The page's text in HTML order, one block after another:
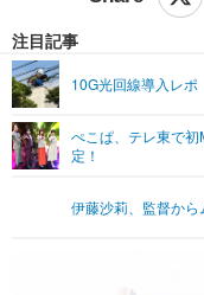
ショッピング
エンタメTOP
ショッピング
ライフTOP
リリース一覧
プッシュ通知の停止方法
注目記事
10G光回線導入レポ
ぺこぱ、テレ東で
定！
伊藤沙莉、監督から